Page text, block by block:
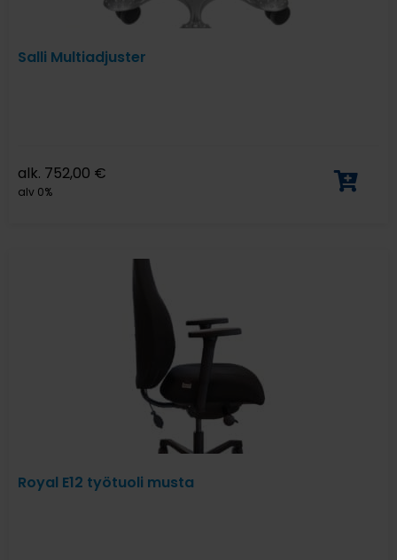
Salli Multiadjuster
alk. 752,00 €
alv 0%
Royal E12 työtuoli musta